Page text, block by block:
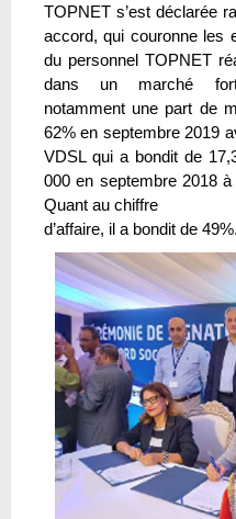
TOPNET s’est déclarée
accord, qui couronne les
du personnel TOPNET
dans un marché
notamment une part de
62% en septembre 2019
VDSL qui a bondit de
000 en septembre 2018
Quant au chiffre
d’affaire, il a bondit de 49%.